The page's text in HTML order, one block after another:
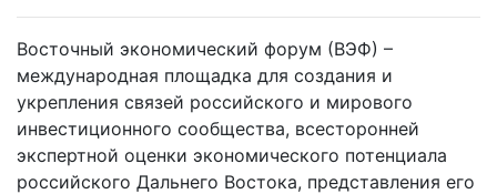
Восточный экономический форум (ВЭФ) –
международная площадка для создания и
укрепления связей российского и мирового
инвестиционного сообщества, всесторонней
экспертной оценки экономического потенциала
российского Дальнего Востока, представления его